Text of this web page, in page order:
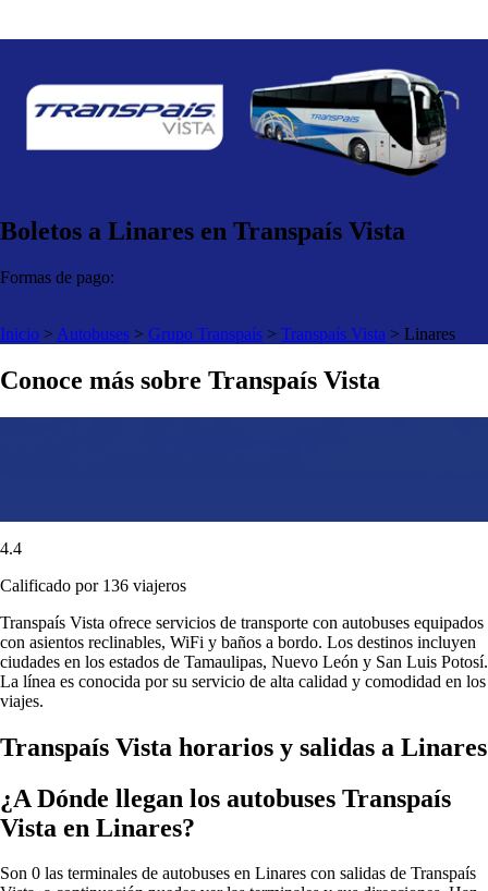
Boletos a Linares en Transpaís Vista
Formas de pago:
Inicio > Autobuses > Grupo Transpaís > Transpaís Vista > Linares
Conoce más sobre Transpaís Vista
4.4
Calificado por 136 viajeros
Transpaís Vista ofrece servicios de transporte con autobuses equipados
con asientos reclinables, WiFi y baños a bordo. Los destinos incluyen
ciudades en los estados de Tamaulipas, Nuevo León y San Luis Potosí.
La línea es conocida por su servicio de alta calidad y comodidad en los
viajes.
Transpaís Vista horarios y salidas a Linares
¿A Dónde llegan los autobuses Transpaís
Vista en Linares?
Son 0 las terminales de autobuses en Linares con salidas de Transpaís